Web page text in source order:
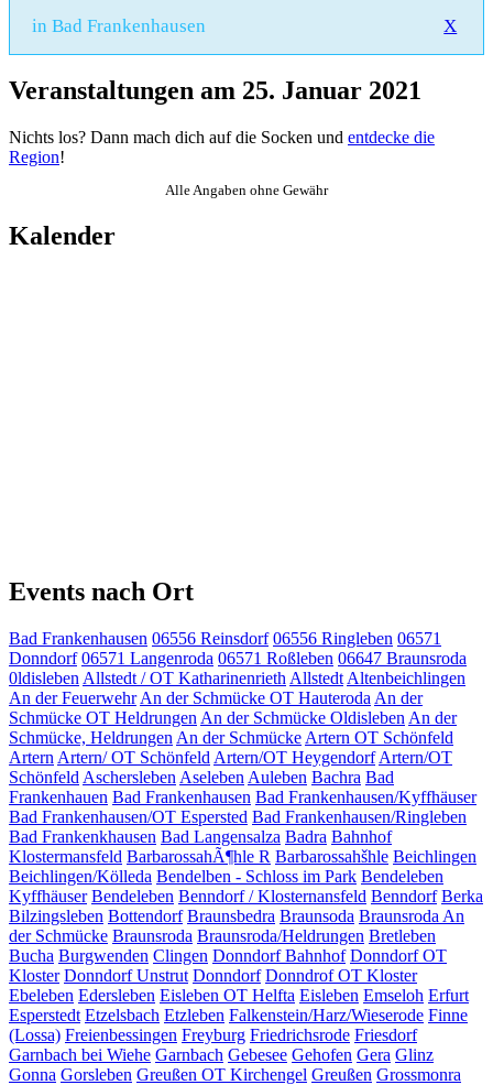
in Bad Frankenhausen X
Veranstaltungen am 25. Januar 2021
Nichts los? Dann mach dich auf die Socken und entdecke die
Region!
Alle Angaben ohne Gewähr
Kalender
Events nach Ort
Bad Frankenhausen 06556 Reinsdorf 06556 Ringleben 06571
Donndorf 06571 Langenroda 06571 Roßleben 06647 Braunsroda
0ldisleben Allstedt / OT Katharinenrieth Allstedt Altenbeichlingen
An der Feuerwehr An der Schmücke OT Hauteroda An der
Schmücke OT Heldrungen An der Schmücke Oldisleben An der
Schmücke, Heldrungen An der Schmücke Artern OT Schönfeld
Artern Artern/ OT Schönfeld Artern/OT Heygendorf Artern/OT
Schönfeld Aschersleben Aseleben Auleben Bachra Bad
Frankenhauen Bad Frankenhausen Bad Frankenhausen/Kyffhäuser
Bad Frankenhausen/OT Espersted Bad Frankenhausen/Ringleben
Bad Frankenkhausen Bad Langensalza Badra Bahnhof
Klostermansfeld BarbarossahÃ¶hle R Barbarossahšhle Beichlingen
Beichlingen/Kölleda Bendelben - Schloss im Park Bendeleben
Kyffhäuser Bendeleben Benndorf / Klosternansfeld Benndorf Berka
Bilzingsleben Bottendorf Braunsbedra Braunsoda Braunsroda An
der Schmücke Braunsroda Braunsroda/Heldrungen Bretleben
Bucha Burgwenden Clingen Donndorf Bahnhof Donndorf OT
Kloster Donndorf Unstrut Donndorf Donndrof OT Kloster
Ebeleben Edersleben Eisleben OT Helfta Eisleben Emseloh Erfurt
Esperstedt Etzelsbach Etzleben Falkenstein/Harz/Wieserode Finne
(Lossa) Freienbessingen Freyburg Friedrichsrode Friesdorf
Garnbach bei Wiehe Garnbach Gebesee Gehofen Gera Glinz
Gonna Gorsleben Greußen OT Kirchengel Greußen Grossmonra